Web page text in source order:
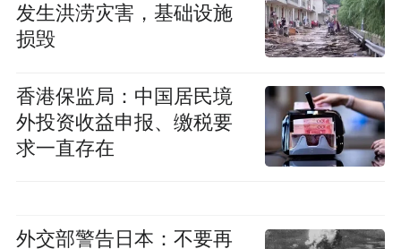
发生洪涝灾害，基础设施
损毁
香港保监局：中国居民境
外投资收益申报、缴税要
求一直存在
外交部警告日本：不要再